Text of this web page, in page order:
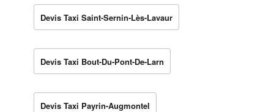
Devis Taxi Saint-Sernin-Lès-Lavaur
Devis Taxi Bout-Du-Pont-De-Larn
Devis Taxi Payrin-Augmontel